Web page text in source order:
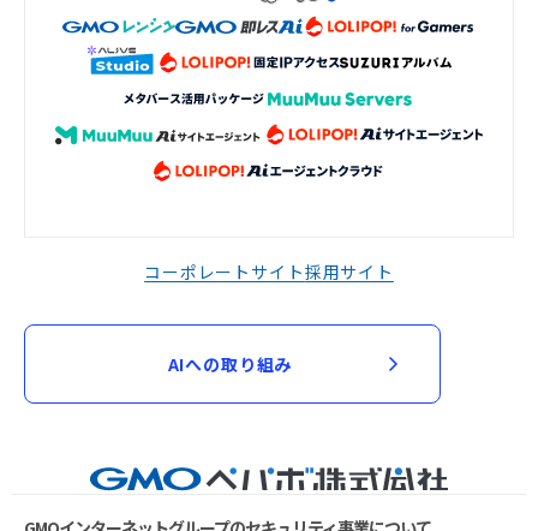
コーポレートサイト採用サイト
AIへの取り組み